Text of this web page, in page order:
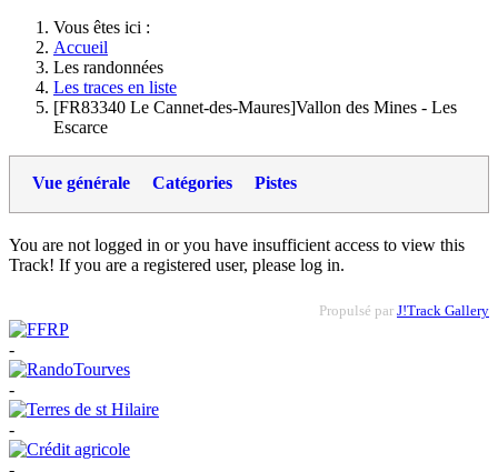
Vous êtes ici :
Accueil
Les randonnées
Les traces en liste
[FR83340 Le Cannet-des-Maures]Vallon des Mines - Les
Escarce
Vue générale Catégories Pistes
You are not logged in or you have insufficient access to view this
Track! If you are a registered user, please log in.
Propulsé par J!Track Gallery
-
-
-